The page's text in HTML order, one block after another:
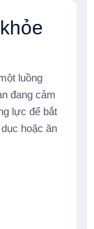
luồng
đang cảm
lực để bắt
hoặc ăn